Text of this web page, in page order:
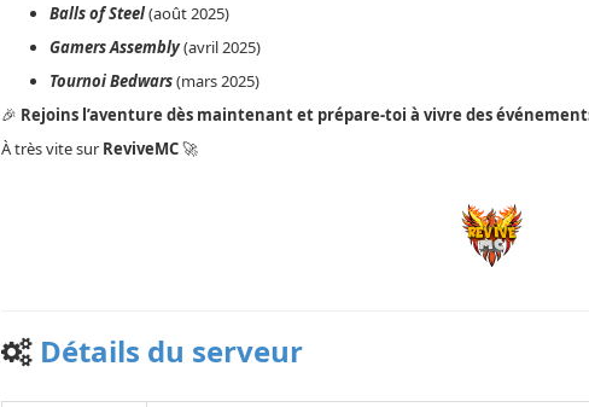
Balls of Steel(août 2025)
Gamers Assembly(avril 2025)
Tournoi Bedwars(mars 2025)
🎉 Rejoins l’aventure dès maintenant et prépare-toi à vivre des
À très vite sur ReviveMC🚀
Détails du serveur